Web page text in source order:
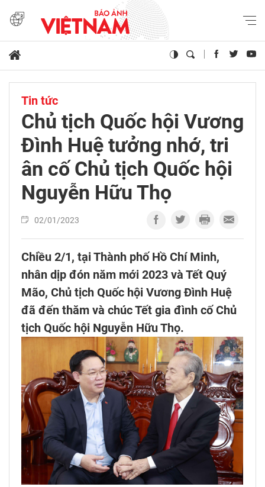
Tin tức
Chủ tịch Quốc hội Vương
Đình Huệ tưởng nhớ, tri
ân cố Chủ tịch Quốc hội
Nguyễn Hữu Thọ
02/01/2023
Chiều 2/1, tại Thành phố Hồ Chí Minh,
nhân dịp đón năm mới 2023 và Tết Quý
Mão, Chủ tịch Quốc hội Vương Đình Huệ
đã đến thăm và chúc Tết gia đình cố Chủ
tịch Quốc hội Nguyễn Hữu Thọ.